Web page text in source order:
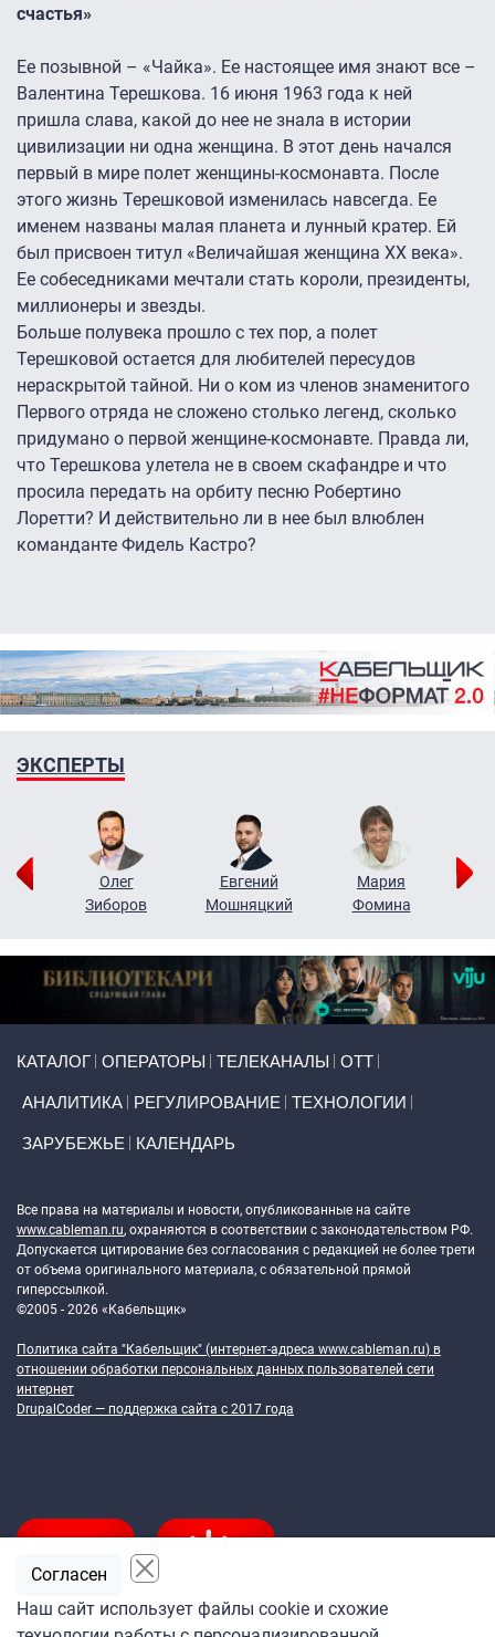
счастья»
Ее позывной – «Чайка». Ее настоящее имя знают все –
Валентина Терешкова. 16 июня 1963 года к ней
пришла слава, какой до нее не знала в истории
цивилизации ни одна женщина. В этот день начался
первый в мире полет женщины-космонавта. После
этого жизнь Терешковой изменилась навсегда. Ее
именем названы малая планета и лунный кратер. Ей
был присвоен титул «Величайшая женщина ХХ века».
Ее собеседниками мечтали стать короли, президенты,
миллионеры и звезды.
Больше полувека прошло с тех пор, а полет
Терешковой остается для любителей пересудов
нераскрытой тайной. Ни о ком из членов знаменитого
Первого отряда не сложено столько легенд, сколько
придумано о первой женщине-космонавте. Правда ли,
что Терешкова улетела не в своем скафандре и что
просила передать на орбиту песню Робертино
Лоретти? И действительно ли в нее был влюблен
команданте Фидель Кастро?
ЭКСПЕРТЫ
Олег
Зиборов
Евгений
Мошняцкий
Мария
Фомина
КАТАЛОГ ОПЕРАТОРЫ ТЕЛЕКАНАЛЫ ОТТ
АНАЛИТИКА РЕГУЛИРОВАНИЕ ТЕХНОЛОГИИ
ЗАРУБЕЖЬЕ КАЛЕНДАРЬ
Все права на материалы и новости, опубликованные на сайте
www.cableman.ru, охраняются в соответствии с законодательством РФ.
Допускается цитирование без согласования с редакцией не более трети
от объема оригинального материала, с обязательной прямой
гиперссылкой.
©2005 - 2026 «Кабельщик»
Политика сайта "Кабельщик" (интернет-адреса www.cableman.ru) в
отношении обработки персональных данных пользователей сети
интернет
DrupalCoder — поддержка сайта c 2017 года
Наш сайт использует файлы cookie и схожие
Согласен